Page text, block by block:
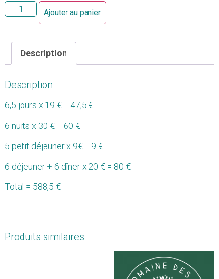
Ajouter au panier
Description
Description
6,5 jours x 19 € = 47,5 €
6 nuits x 30 € = 60 €
5 petit déjeuner x 9€ = 9 €
6 déjeuner + 6 dîner x 20 € = 80 €
Total = 588,5 €
Produits similaires